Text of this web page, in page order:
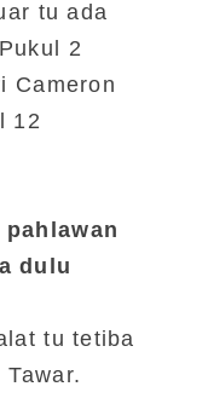
tu ada
2
Cameron
12
dulu
tu tetiba